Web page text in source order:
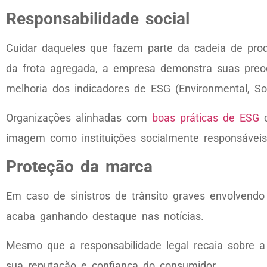
Responsabilidade social
Cuidar daqueles que fazem parte da cadeia de
da frota agregada, a empresa demonstra suas
melhoria dos indicadores de ESG (Environmental,
Organizações alinhadas com boas práticas de ESG
imagem como instituições socialmente
Proteção da marca
Em caso de sinistros de trânsito graves
acaba ganhando destaque nas notícias.
Mesmo que a responsabilidade legal recaia sobre